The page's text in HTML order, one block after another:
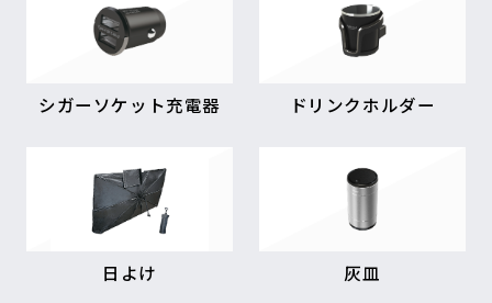
シガーソケット充電器 ドリンクホルダー
日よけ 灰皿